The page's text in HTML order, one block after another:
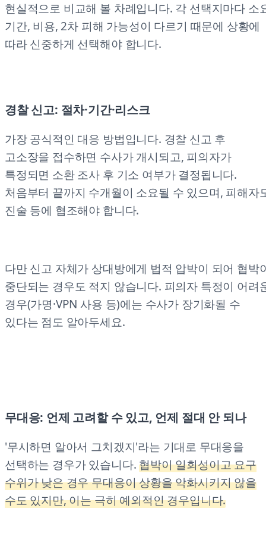
현실적으로 비교해 볼 차례입니다. 각 선택지마다 소
기간, 비용, 2차 피해 가능성이 다르기 때문에 상황에
따라 신중하게 선택해야 합니다.
경찰 신고: 절차·기간·리스크
가장 공식적인 대응 방법입니다. 경찰 신고 후
고소장을 접수하면 수사가 개시되고, 피의자가
특정되면 소환 조사 후 기소 여부가 결정됩니다.
처음부터 끝까지 수개월이 소요될 수 있으며, 피해자
진술 등에 협조해야 합니다.
다만 신고 자체가 상대방에게 법적 압박이 되어 협박
중단되는 경우도 적지 않습니다. 피의자 특정이 어려
경우(가명·VPN 사용 등)에는 수사가 장기화될 수
있다는 점도 알아두세요.
무대응: 언제 고려할 수 있고, 언제 절대 안 되나
'무시하면 알아서 그치겠지'라는 기대로 무대응을
선택하는 경우가 있습니다.협박이 일회성이고 요구
수위가 낮은 경우 무대응이 상황을 악화시키지 않을
수도 있지만, 이는 극히 예외적인 경우입니다.